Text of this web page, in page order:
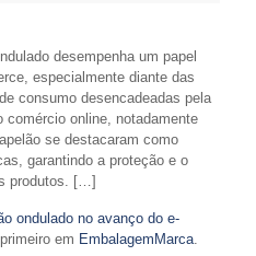
desempenha um papel
especialmente diante das
consumo desencadeadas pela
comércio online, notadamente
se destacaram como
garantindo a proteção e o
produtos. […]
ondulado no avanço do e-
em EmbalagemMarca.